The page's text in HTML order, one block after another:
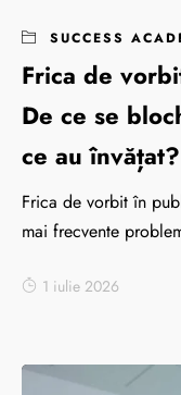
SUCCESS
Frica de
De ce se
ce au învățat?
Frica de vorbit în
mai frecvente
1 iulie 2026